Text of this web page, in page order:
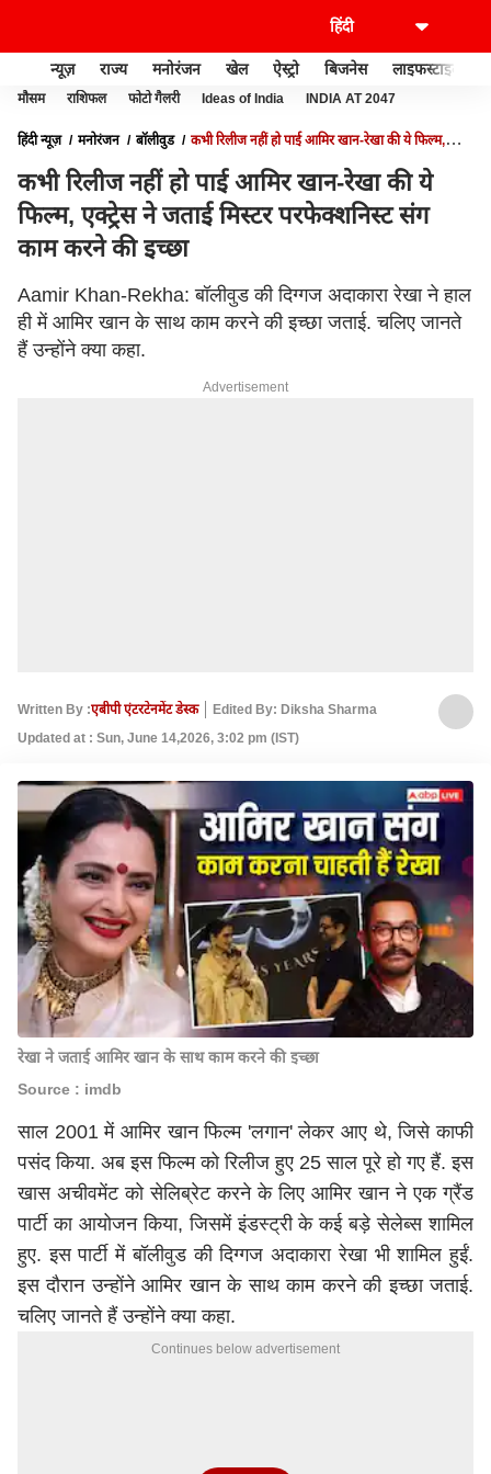
न्यूज़ राज्य मनोरंजन खेल ऐस्ट्रो बिजनेस लाइफस्टाइल
मौसम राशिफल फोटो गैलरी Ideas of India INDIA AT 2047
हिंदी न्यूज़ मनोरंजन बॉलीवुड
कभी रिलीज नहीं हो पाई आमिर खान-रेखा की ये फिल्म,
कभी रिलीज नहीं हो पाई आमिर खान-रेखा की ये
फिल्म, एक्ट्रेस ने जताई मिस्टर परफेक्शनिस्ट संग
काम करने की इच्छा
Aamir Khan-Rekha: बॉलीवुड की दिग्गज अदाकारा रेखा ने हाल
ही में आमिर खान के साथ काम करने की इच्छा जताई. चलिए जानते
हैं उन्होंने क्या कहा.
Advertisement
Written By :एबीपी एंटरटेनमेंट डेस्क
Edited By: Diksha Sharma
Updated at : Sun, June 14,2026, 3:02 pm (IST)
रेखा ने जताई आमिर खान के साथ काम करने की इच्छा
Source : imdb
साल 2001 में आमिर खान फिल्म 'लगान' लेकर आए थे, जिसे काफी
पसंद किया. अब इस फिल्म को रिलीज हुए 25 साल पूरे हो गए हैं. इस
खास अचीवमेंट को सेलिब्रेट करने के लिए आमिर खान ने एक ग्रैंड
पार्टी का आयोजन किया, जिसमें इंडस्ट्री के कई बड़े सेलेब्स शामिल
हुए. इस पार्टी में बॉलीवुड की दिग्गज अदाकारा रेखा भी शामिल हुईं.
इस दौरान उन्होंने आमिर खान के साथ काम करने की इच्छा जताई.
चलिए जानते हैं उन्होंने क्या कहा.
Continues below advertisement